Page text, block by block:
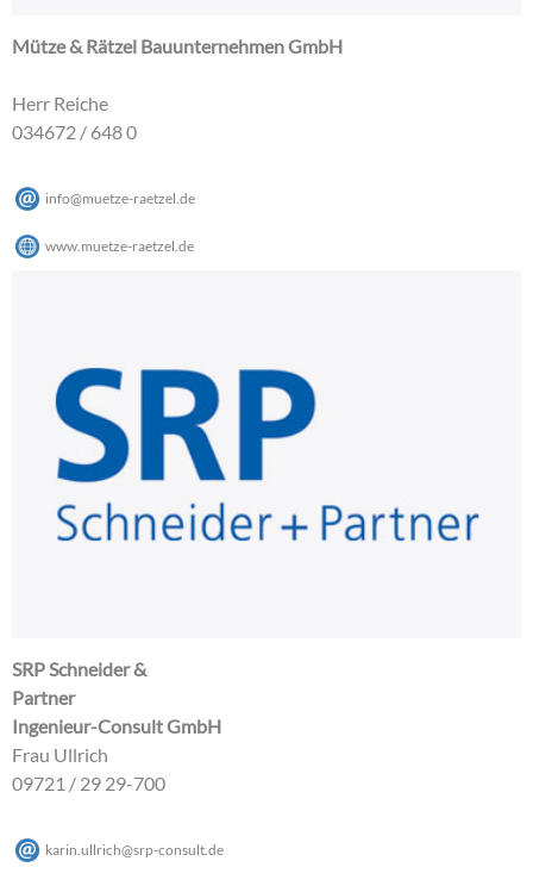
Mütze & Rätzel Bauunternehmen GmbH
Herr Reiche
034672 / 648 0
info@muetze-raetzel.de
www.muetze-raetzel.de
SRP Schneider &
Partner
Ingenieur-Consult GmbH
Frau Ullrich
09721 / 29 29-700
karin.ullrich@srp-consult.de